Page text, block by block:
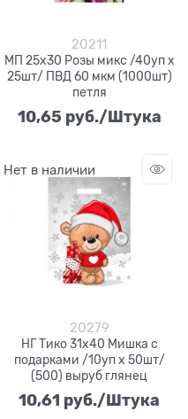
20211
МП 25х30 Розы микс /40уп х
25шт/ ПВД 60 мкм (1000шт)
петля
10,65 руб./Штука
Нет в наличии
20279
НГ Тико 31х40 Мишка с
подарками /10уп х 50шт/
(500) выруб глянец
10,61 руб./Штука